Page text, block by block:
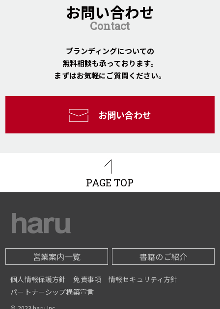
お問い合わせ
Contact
ブランディングについての
無料相談も承っております。
まずはお気軽にご質問ください。
お問い合わせ
PAGE TOP
営業案内一覧 書籍のご紹介
個人情報保護方針 免責事項
情報セキュリティ方針
パートナーシップ構築宣言